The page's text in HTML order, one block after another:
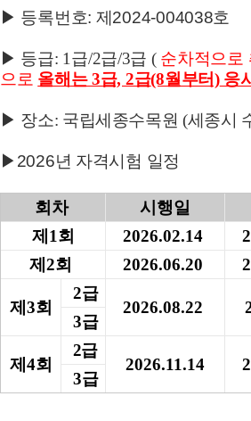
▶ 등록번호: 제2024-004038호
▶ 등급: 1급/2급/3급 ( 순차적으로
으로 올해는 3급, 2급(8월부터)응
▶ 장소: 국립세종수목원 (세종시
▶2026년 자격시험 일정
회차 시행일
제 1회 2026.02.14
제2회 2026.06.20
제 3회
2급
2026.08.22
3급
제 4회
2급
2026.11.14
3급